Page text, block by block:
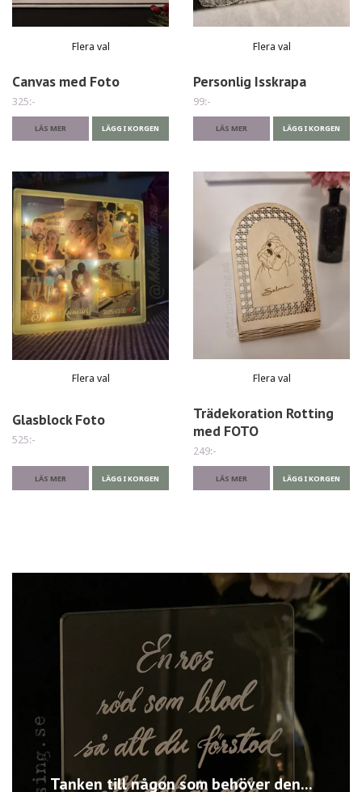
Tanken till någon som behöver den...
Flera val
Canvas med Foto
325:-
LÄS MER LÄGG I KORGEN
Flera val
Personlig Isskrapa
99:-
LÄS MER LÄGG I KORGEN
Flera val
Glasblock Foto
525:-
LÄS MER LÄGG I KORGEN
Flera val
Trädekoration Rotting
med FOTO
249:-
LÄS MER LÄGG I KORGEN